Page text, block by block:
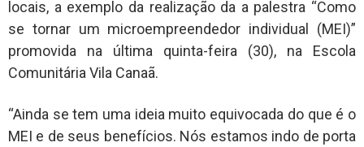
locais, a exemplo da realização da a palestra “Como
se tornar um microempreendedor individual (MEI)”
promovida na última quinta-feira (30), na Escola
Comunitária Vila Canaã.
“Ainda se tem uma ideia muito equivocada do que é o
MEI e de seus benefícios. Nós estamos indo de porta